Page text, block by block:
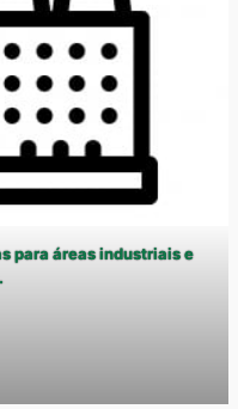
para áreas industriais e